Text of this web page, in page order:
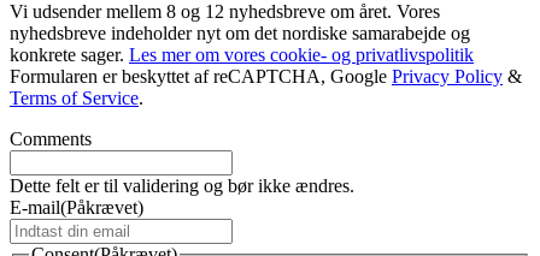
Vi udsender mellem 8 og 12 nyhedsbreve om året. Vores
nyhedsbreve indeholder nyt om det nordiske samarabejde og
konkrete sager. Les mer om vores cookie- og privatlivspolitik
Formularen er beskyttet af reCAPTCHA, Google Privacy Policy &
Terms of Service.
Comments
Dette felt er til validering og bør ikke ændres.
E-mail(Påkrævet)